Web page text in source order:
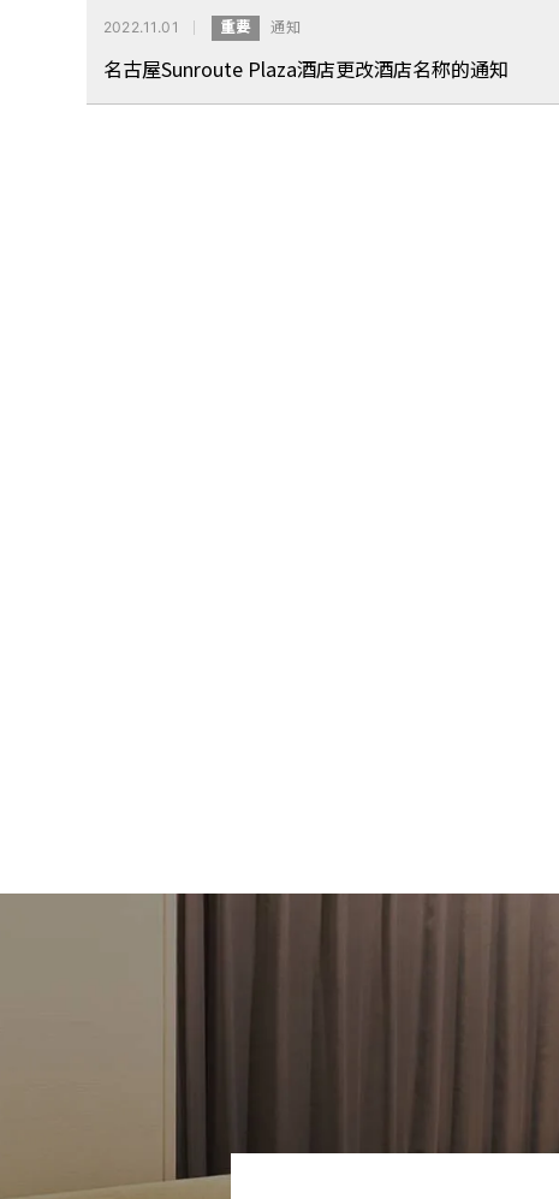
2022.11.01 重要 通知
名古屋Sunroute Plaza酒店更改酒店名称的通知